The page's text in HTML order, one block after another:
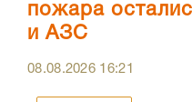
пожара
и АЗС
08.08.2026 16:21